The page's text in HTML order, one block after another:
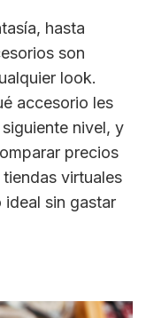
hasta
son
look.
accesorio les
nivel, y
precios
virtuales
sin gastar